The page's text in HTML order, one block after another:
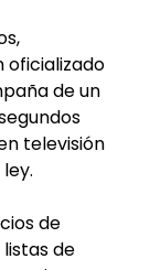
oficializado
de un
televisión
de
de